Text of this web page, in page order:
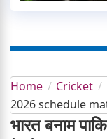
Home Cricket
2026 schedule
भारत बनाम